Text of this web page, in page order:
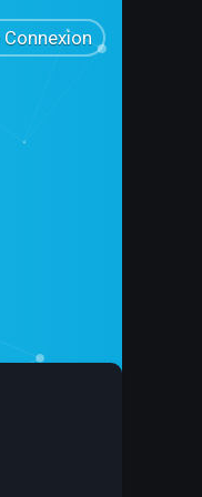
Connexion